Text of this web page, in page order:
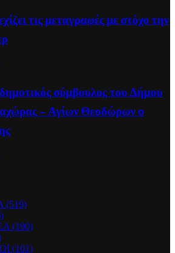
τις μεταγραφές με στόχο την
σύμβουλος του Δήμου
– Αγίων Θεοδώρων o
(519)
(190)
(101)